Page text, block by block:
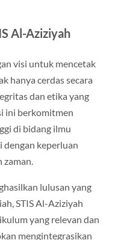
Al-Aziziyah
visi untuk mencetak
hanya cerdas secara
dan etika yang
ini berkomitmen
di bidang ilmu
dengan keperluan
zaman.
lulusan yang
STIS Al-Aziziyah
yang relevan dan
mengintegrasikan